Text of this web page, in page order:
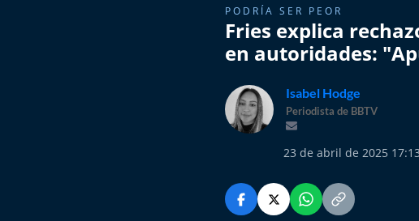
PODRÍA SER PEOR
Fries explica
en autoridades:
Isabel Hodge
Periodista de BBTV
23 de abril de 2025